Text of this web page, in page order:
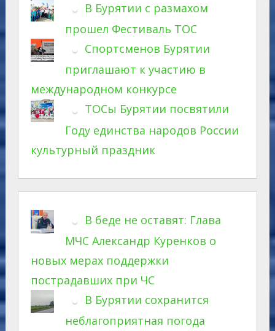
В Бурятии с размахом
прошел Фестиваль ТОС
Спортсменов Бурятии
приглашают к участию в
международном конкурсе
ТОСы Бурятии посвятили
Году единства народов России
культурный праздник
В беде не оставят: Глава
МЧС Александр Куренков о
новых мерах поддержки
пострадавших при ЧС
В Бурятии сохранится
неблагоприятная погода